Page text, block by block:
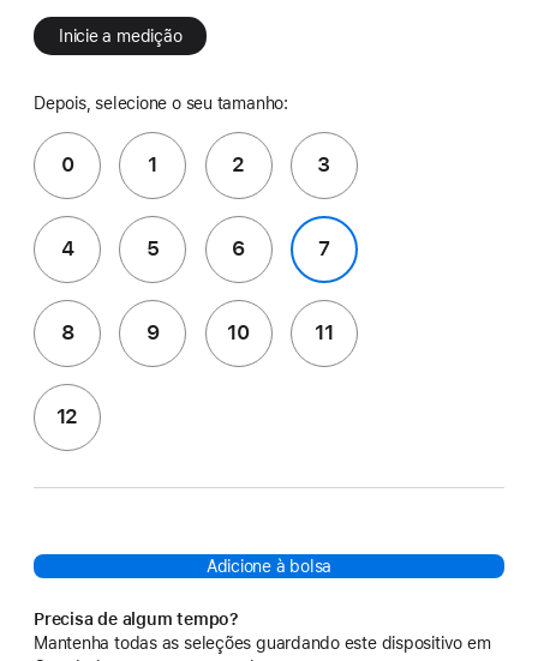
Inicie a medição
Depois, selecione o seu tamanho:
0 1 2 3
4 5 6 7
8 9 10 11
12
Adicione à bolsa
Precisa de algum tempo?
Mantenha todas as seleções guardando este dispositivo em